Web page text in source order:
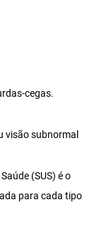
cegas.
visão subnormal
(SUS) é o
para cada tipo